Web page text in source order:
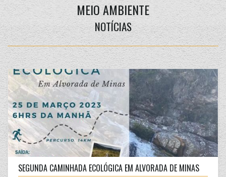
MEIO AMBIENTE
NOTÍCIAS
SEGUNDA CAMINHADA ECOLÓGICA EM ALVORADA DE MINAS